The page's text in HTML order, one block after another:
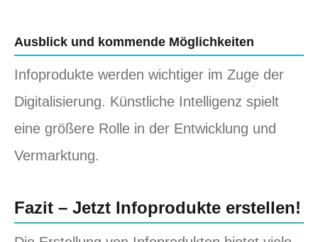
Ausblick und kommende Möglichkeiten
Infoprodukte werden wichtiger im Zuge der
Digitalisierung. Künstliche Intelligenz spielt
eine größere Rolle in der Entwicklung und
Vermarktung.
Fazit – Jetzt Infoprodukte erstellen!